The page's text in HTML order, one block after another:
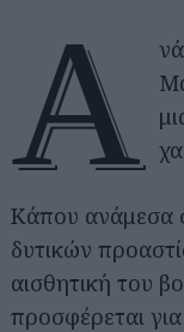
Α
Κάπου ανάμεσα
δυτικών
αισθητική του
προσφέρεται